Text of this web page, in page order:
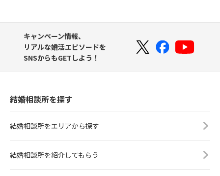
キャンペーン情報、
リアルな婚活エピソードを
SNSからもGETしよう！
結婚相談所を探す
結婚相談所をエリアから探す
結婚相談所を紹介してもらう